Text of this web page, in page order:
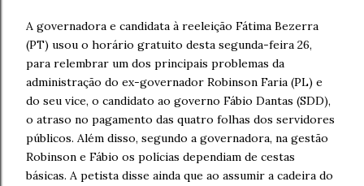
A governadora e candidata à reeleição Fátima Bezerra
(PT) usou o horário gratuito desta segunda-feira 26,
para relembrar um dos principais problemas da
administração do ex-governador Robinson Faria (PL) e
do seu vice, o candidato ao governo Fábio Dantas (SDD),
o atraso no pagamento das quatro folhas dos servidores
públicos. Além disso, segundo a governadora, na gestão
Robinson e Fábio os polícias dependiam de cestas
básicas. A petista disse ainda que ao assumir a cadeira do